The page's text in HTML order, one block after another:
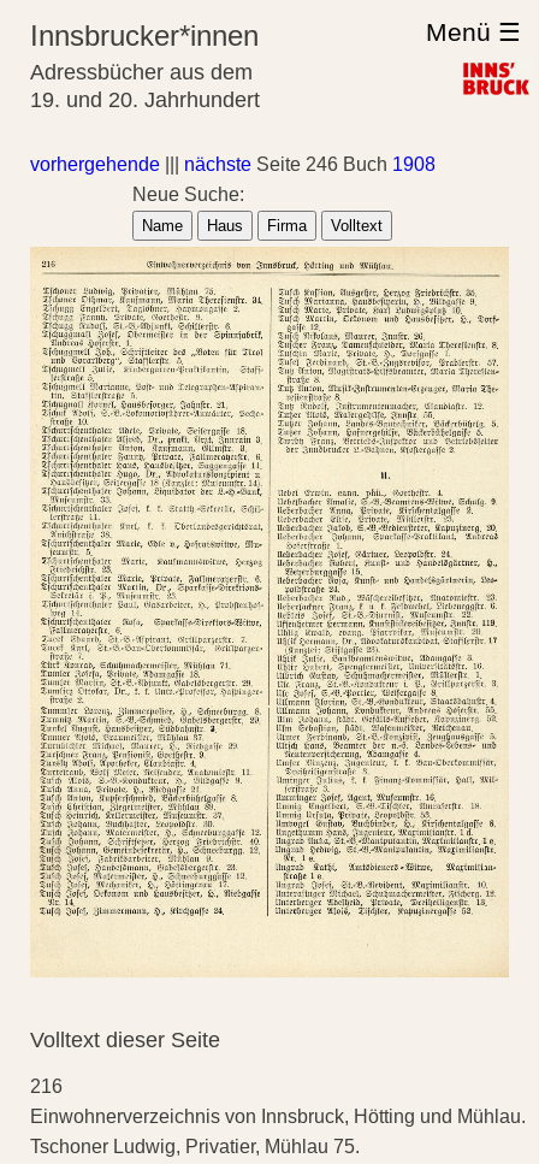
Innsbrucker*innen
Adressbücher aus dem
19. und 20. Jahrhundert
Menü ☰
vorhergehende nächste Seite 246 Buch 1908
Neue Suche:
Name Haus Firma Volltext
Volltext dieser Seite
216
Einwohnerverzeichnis von Innsbruck, Hötting und Mühlau.
Tschoner Ludwig, Privatier, Mühlau 75.